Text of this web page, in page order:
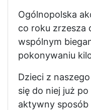
Ogólnopolska
co roku zrzesza
wspólnym
pokonywaniu
Dzieci z
się do niej już
aktywny sposób